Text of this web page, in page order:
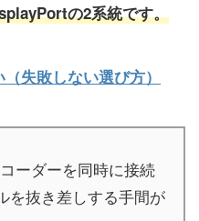
の2系統です。
失敗しない選び方）
ーダーを同時に接続
を抜き差しする手間が